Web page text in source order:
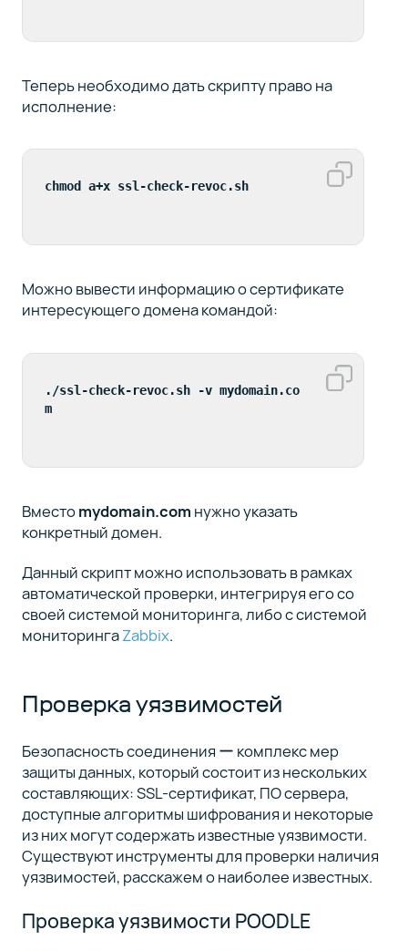
Теперь необходимо дать скрипту право на
исполнение:
chmod a+x ssl-check-revoc.sh
Можно вывести информацию о сертификате
интересующего домена командой:
./ssl-check-revoc.sh -v mydomain.co
m
Вместоmydomain.com нужно указать
конкретный домен.
Данный скрипт можно использовать в рамках
автоматической проверки, интегрируя его со
своей системой мониторинга, либо с системой
мониторингаZabbix.
Проверка уязвимостей
Безопасность соединения ー комплекс мер
защиты данных, который состоит из нескольких
составляющих: SSL-сертификат, ПО сервера,
доступные алгоритмы шифрования и некоторые
из них могут содержать известные уязвимости.
Существуют инструменты для проверки наличия
уязвимостей, расскажем о наиболее известных.
Проверка уязвимости POODLE